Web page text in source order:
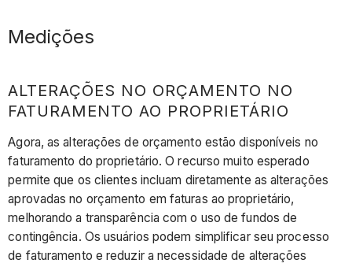
Medições
ALTERAÇÕES NO ORÇAMENTO NO
FATURAMENTO AO PROPRIETÁRIO
Agora, as alterações de orçamento estão disponíveis no
faturamento do proprietário. O recurso muito esperado
permite que os clientes incluam diretamente as alterações
aprovadas no orçamento em faturas ao proprietário,
melhorando a transparência com o uso de fundos de
contingência. Os usuários podem simplificar seu processo
de faturamento e reduzir a necessidade de alterações